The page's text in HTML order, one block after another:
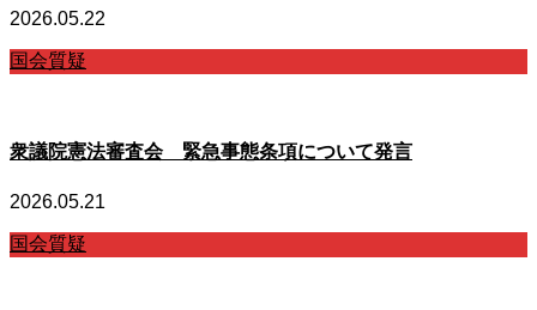
2026.05.22
国会質疑
衆議院憲法審査会 緊急事態条項について発言
2026.05.21
国会質疑